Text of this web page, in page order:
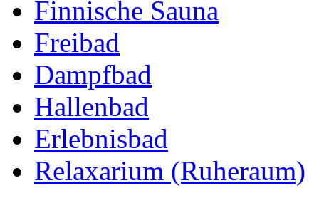
Finnische Sauna
Freibad
Dampfbad
Hallenbad
Erlebnisbad
Relaxarium (Ruheraum)